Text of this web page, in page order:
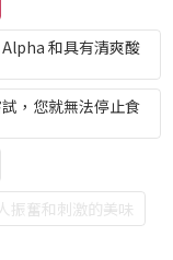
和具有清爽酸
，您就無法停止食
振奮和刺激的美味